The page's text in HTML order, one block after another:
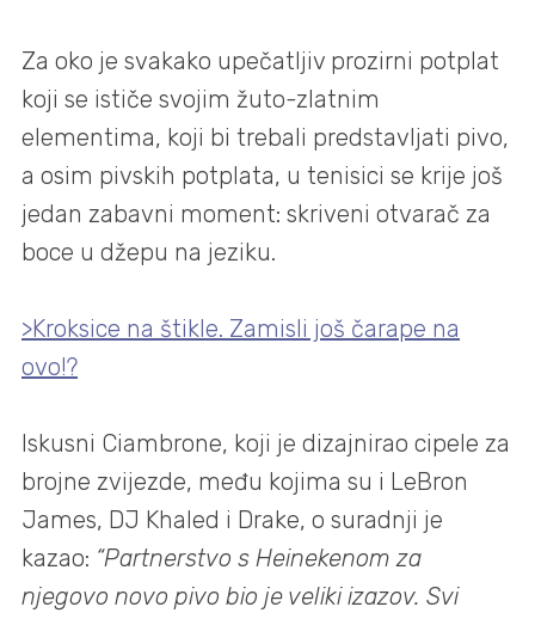
Za oko je svakako upečatljiv prozirni potplat
koji se ističe svojim žuto-zlatnim
elementima, koji bi trebali predstavljati pivo,
a osim pivskih potplata, u tenisici se krije još
jedan zabavni moment: skriveni otvarač za
boce u džepu na jeziku.
>Kroksice na štikle. Zamisli još čarape na
ovo!?
Iskusni Ciambrone, koji je dizajnirao cipele za
brojne zvijezde, među kojima su i LeBron
James, DJ Khaled i Drake, o suradnji je
kazao: “Partnerstvo s Heinekenom za
njegovo novo pivo bio je veliki izazov. Svi